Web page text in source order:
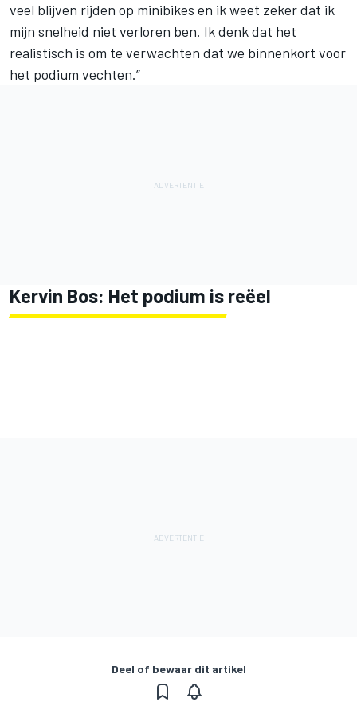
veel blijven rijden op minibikes en ik weet zeker dat ik
mijn snelheid niet verloren ben. Ik denk dat het
realistisch is om te verwachten dat we binnenkort voor
het podium vechten.”
Kervin Bos: Het podium is reëel
Deel of bewaar dit artikel